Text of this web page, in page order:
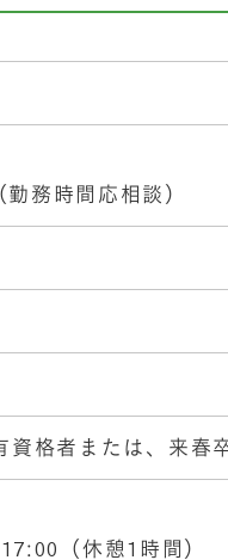
務時間応相談）
資格者または、来春
（休憩1時間）